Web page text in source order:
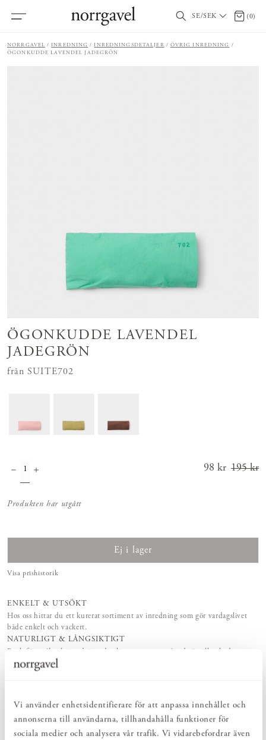
Vi använder enhetsidentifierare för att anpassa innehållet och
annonserna till användarna, tillhandahålla funktioner för
sociala medier och analysera vår trafik. Vi vidarebefordrar även
SE/SEK 0 (0)
NORRGAVEL INREDNING INREDNINGSDETALJER
ÖVRIG INREDNING
ÖGONKUDDE LAVENDEL JADEGRÖN
ÖGONKUDDE LAVENDEL
JADEGRÖN
från SUITE702
Nuvarande
98 kr 195 kr
Produkten har utgått
Ej i lager
Visa prishistorik
ENKELT & UTSÖKT
Hos oss hittar du ett kurerat sortiment av inredning som gör vardagslivet
både enkelt och vackert.
NATURLIGT & LÅNGSIKTIGT
hållbara naturmaterial.
PRODUKTBESKRIVNING
De aromatiska ögonkuddarna i ekologisk percale-bomull är fyllda
med en blandning av linfrö och lavendel. Placera den välfyllda och